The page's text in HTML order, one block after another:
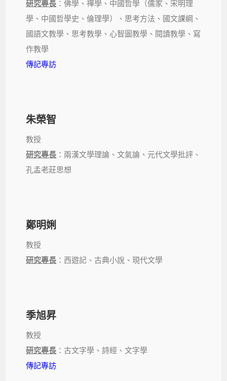
研究專長 ：佛學、禪學、中國哲學（儒家、宋明理
學、中國哲學史、倫理學）、思考方法、國文課綱、
國語文教學、思考教學、心智圖教學、閱讀教學、寫
作教學
傳記專訪
朱榮智
教授
研究專長 ：兩漢文學理論、文氣論、元代文學批評、
孔孟老莊思想
鄭明娳
教授
研究專長 ：西遊記、古典小說、現代文學
季旭昇
教授
研究專長 ：古文字學、詩經、文字學
傳記專訪